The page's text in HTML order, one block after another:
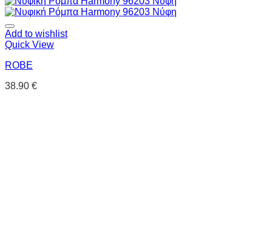
Add to wishlist
Quick View
ROBE
38.90 €